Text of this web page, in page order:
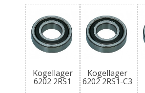
Kogellager
6202 2RS1
Kogellager
6202 2RS1-C3